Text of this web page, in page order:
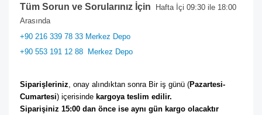
Tüm Sorun ve Sorularınız İçin Hafta İçi 09:30 ile 18:00
Arasında
+90 216 339 78 33 Merkez Depo
+90 553 191 12 88 Merkez Depo
Siparişleriniz, onay alındıktan sonra Bir iş günü (Pazartesi-
Cumartesi) içerisinde kargoya teslim edilir.
Siparişiniz 15:00 dan önce ise aynı gün kargo olacaktır